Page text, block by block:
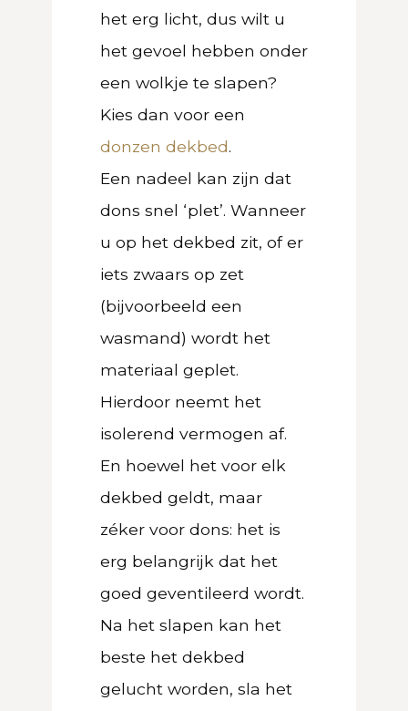
het erg licht, dus wilt u
het gevoel hebben onder
een wolkje te slapen?
Kies dan voor een
donzen dekbed.
Een nadeel kan zijn dat
dons snel ‘plet’. Wanneer
u op het dekbed zit, of er
iets zwaars op zet
(bijvoorbeeld een
wasmand) wordt het
materiaal geplet.
Hierdoor neemt het
isolerend vermogen af.
En hoewel het voor elk
dekbed geldt, maar
zéker voor dons: het is
erg belangrijk dat het
goed geventileerd wordt.
Na het slapen kan het
beste het dekbed
gelucht worden, sla het